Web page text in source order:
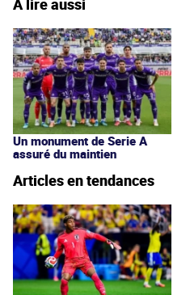
À lire aussi
Un monument de Serie A
assuré du maintien
Articles en tendances